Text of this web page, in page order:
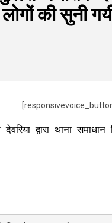
की सुनी
देवरिया द्वारा थाना